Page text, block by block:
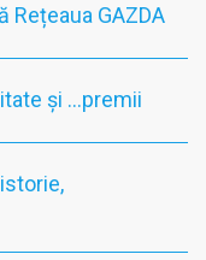
Rețeaua GAZDA
și …premii